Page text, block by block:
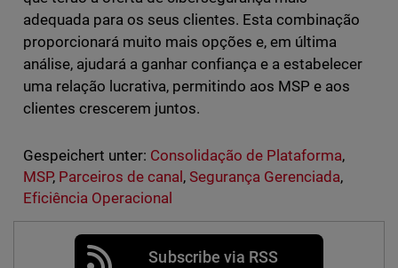
adequada para os seus clientes. Esta combinação
proporcionará muito mais opções e, em última
análise, ajudará a ganhar confiança e a estabelecer
uma relação lucrativa, permitindo aos MSP e aos
clientes crescerem juntos.
Gespeichert unter: Consolidação de Plataforma,
MSP, Parceiros de canal , Segurança Gerenciada,
Eficiência Operacional
Subscribe via RSS